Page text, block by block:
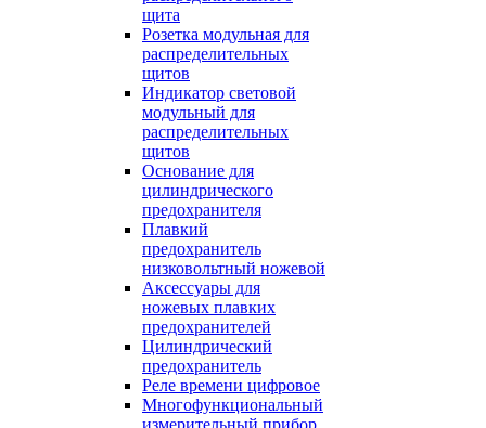
щита
Розетка модульная для
распределительных
щитов
Индикатор световой
модульный для
распределительных
щитов
Основание для
цилиндрического
предохранителя
Плавкий
предохранитель
низковольтный ножевой
Аксессуары для
ножевых плавких
предохранителей
Цилиндрический
предохранитель
Реле времени цифровое
Многофункциональный
измерительный прибор